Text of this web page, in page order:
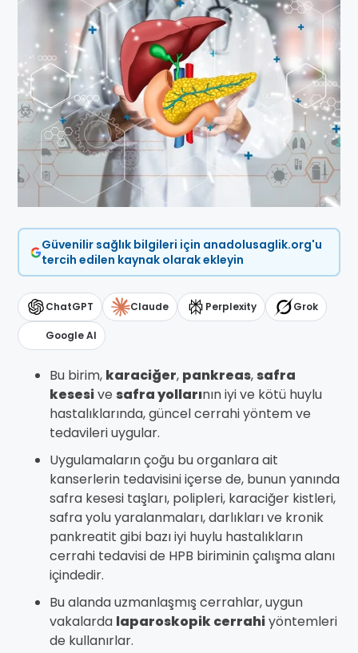
Güvenilir sağlık bilgileri için anadolusaglik.org'u
tercih edilen kaynak olarak ekleyin
ChatGPT Claude Perplexity Grok
Google AI
Bu birim, karaciğer, pankreas,safra
kesesive safra yollarının iyi ve kötü huylu
hastalıklarında, güncel cerrahi yöntem ve
tedavileri uygular.
Uygulamaların çoğu bu organlara ait
kanserlerin tedavisini içerse de, bunun yanında
safra kesesi taşları, polipleri, karaciğer kistleri,
safra yolu yaralanmaları, darlıkları ve kronik
pankreatit gibi bazı iyi huylu hastalıkların
cerrahi tedavisi de HPB biriminin çalışma alanı
içindedir.
Bu alanda uzmanlaşmış cerrahlar, uygun
vakalarda laparoskopik cerrahiyöntemleri
de kullanırlar.